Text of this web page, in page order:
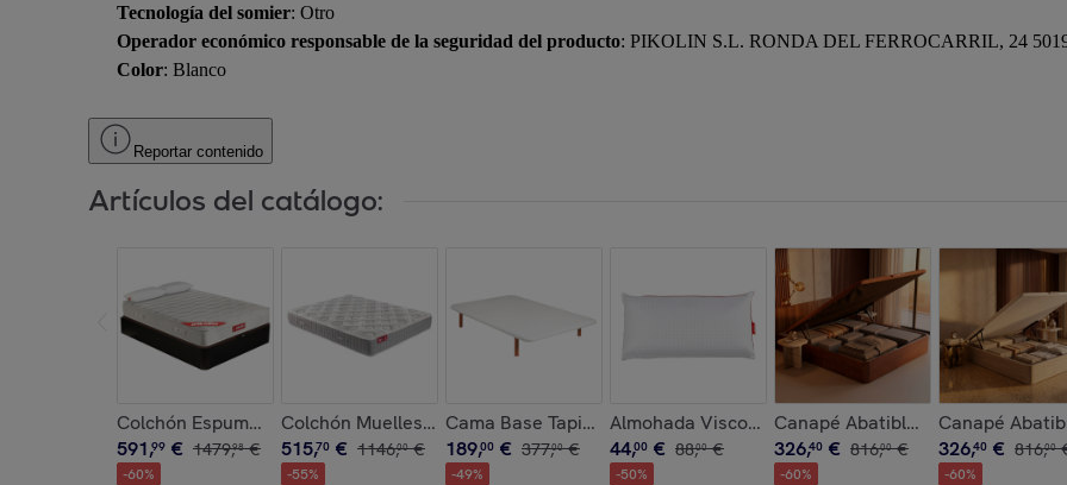
Tecnología del somier: Otro
Operador económico responsable de la seguridad del producto: PIKOLIN S.L. RONDA DEL FERROCARRIL, 24
Color: Blanco
Reportar contenido
Artículos del catálogo:
Colchón Espuma HR y Visco + Canapé + Almohada
591,99 € 1479,98 €
-60%
Colchón Muelles Ensacados y Visco | 28cm de altura | Firmeza Media | AdapTech | Podium
515,70 € 1146,00 €
-55%
Cama Base Tapizada | Transpirable Tejido 3D | 25CM | Estructura
189,00 € 377,00 €
-49%
Almohada Viscoelástica | Firmeza Baja | Para Niños
44,00 € 88,00 €
-50%
Canapé Abatible | 32CM | ENVIO,
326,40 € 816,00 €
-60%
Canapé
326,40 € 816,00
-60%